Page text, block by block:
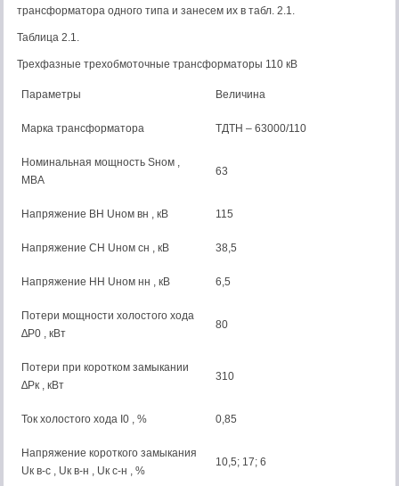
трансформатора одного типа и занесем их в табл. 2.1.
Таблица 2.1.
Трехфазные трехобмоточные трансформаторы 110 кВ
Параметры Величина
Марка трансформатора ТДТН – 63000/110
Номинальная мощность Sном ,
МВА
63
Напряжение ВН Uном вн , кВ 115
Напряжение СН Uном сн , кВ 38,5
Напряжение НН Uном нн , кВ 6,5
Потери мощности холостого хода
∆P0 , кВт
80
Потери при коротком замыкании
∆Pк , кВт
310
Ток холостого хода I0 , % 0,85
Напряжение короткого замыкания
Uк в-с , Uк в-н , Uк с-н , %
10,5; 17; 6